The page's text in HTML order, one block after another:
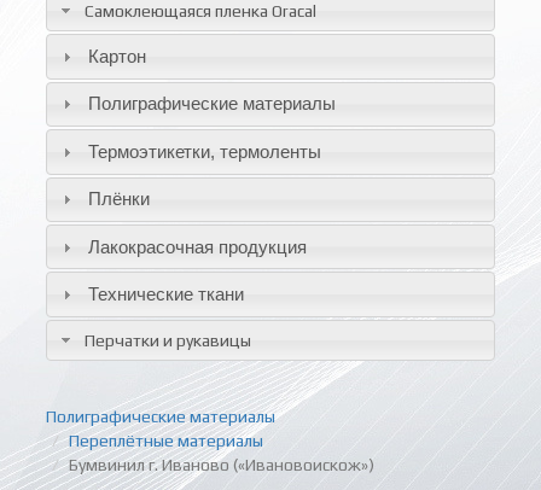
Самоклеющаяся пленка Oracal
Картон
Полиграфические материалы
Термоэтикетки, термоленты
Плёнки
Лакокрасочная продукция
Технические ткани
Перчатки и рукавицы
Полиграфические материалы
Переплётные материалы
Бумвинил г. Иваново («Ивановоискож»)